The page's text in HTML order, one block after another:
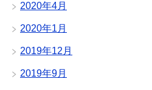
2020年4月
2020年1月
2019年12月
2019年9月